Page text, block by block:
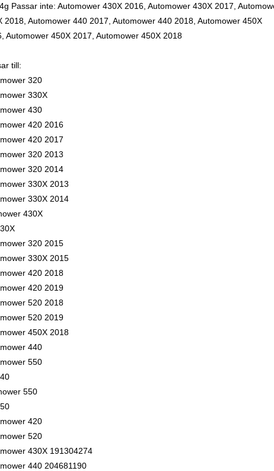
Passar inte: Automower 430X 2016, Automower 430X 2017,
2018, Automower 440 2017, Automower 440 2018, Automower 450X
Automower 450X 2017, Automower 450X 2018
till:
320
330X
430
420 2016
420 2017
320 2013
320 2014
330X 2013
330X 2014
430X
320 2015
330X 2015
420 2018
420 2019
520 2018
520 2019
450X 2018
440
550
550
420
520
430X 191304274
440 204681190